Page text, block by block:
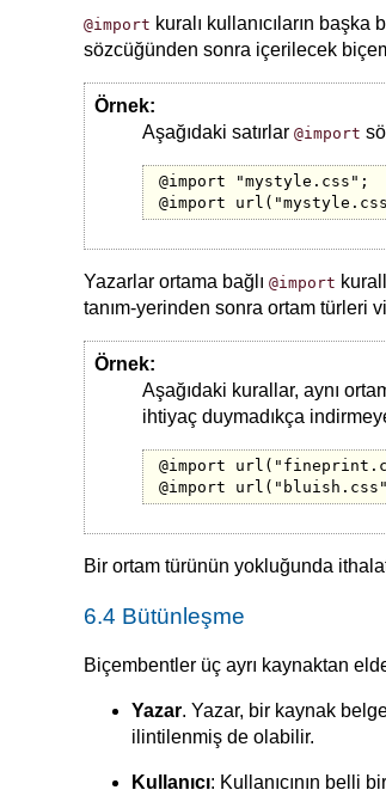
@import kuralı kullanıcıların
sözcüğünden sonra içerilecek
Örnek:
Aşağıdaki satırlar @import
@import "mystyle.css";
Yazarlar ortama bağlı @import
tanım-yerinden sonra ortam türleri
Örnek:
Aşağıdaki kurallar, aynı
ihtiyaç duymadıkça
@import
Bir ortam türünün yokluğunda
6.4 Bütünleşme
Biçembentler üç ayrı kaynaktan
Yazar. Yazar, bir kaynak
ilintilenmiş de olabilir.
Kullanıcı: Kullanıcının belli